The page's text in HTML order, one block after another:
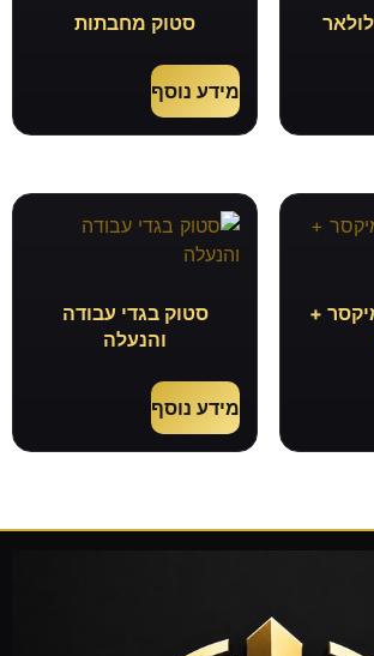
סטוק מחבתות
מידע נוסף
+
סטוק בגדי עבודה
והנעלה
מידע נוסף